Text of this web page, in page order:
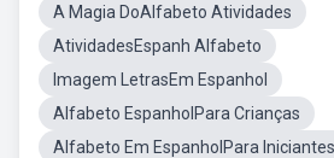
A Magia DoAlfabeto Atividades
AtividadesEspanh Alfabeto
Imagem LetrasEm Espanhol
Alfabeto EspanholPara Crianças
Alfabeto Em EspanholPara Iniciantes